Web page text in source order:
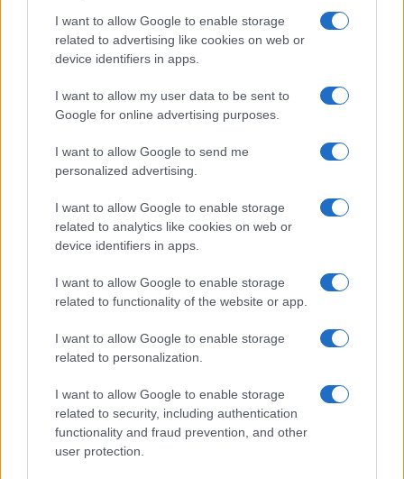
I want to allow Google to enable storage
related to advertising like cookies on web or
device identifiers in apps.
I want to allow my user data to be sent to
Google for online advertising purposes.
I want to allow Google to send me
personalized advertising.
I want to allow Google to enable storage
related to analytics like cookies on web or
device identifiers in apps.
I want to allow Google to enable storage
related to functionality of the website or app.
I want to allow Google to enable storage
related to personalization.
I want to allow Google to enable storage
related to security, including authentication
functionality and fraud prevention, and other
user protection.
Libernyákok
elemző műsor a baloldal hazugságairól Görbe tükör a baloldalról
Számok és tények
elemző műsor a baloldal hazugságairól
Küzdőtér
talk-show
Hópelyhek olvadása
Esti hírshow
Az ügy
oknyomozó műsor
Pesti riporter
Közéleti esti műsor